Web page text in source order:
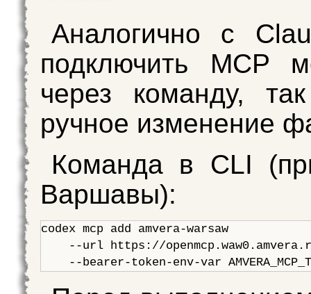
Аналогично с
подключить MCP
через команду,
ручное изменение
Команда в CLI
Варшавы):
codex mcp add amvera-warsaw
--url https://